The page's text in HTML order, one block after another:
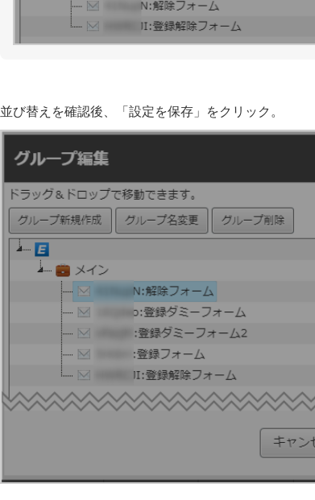
並び替えを確認後、「設定を保存」をクリック。